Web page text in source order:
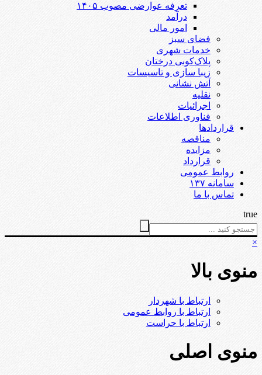
تعرفه عوارضی مصوب ۱۴۰۵
درآمد
امور مالی
فضای سبز
خدمات شهری
پلاک‌کوبی درختان
زیبا سازی و تاسیسات
آتش نشانی
نقلیه
اجرائیات
فناوری اطلاعات
قراردادها
مناقصه
مزایده
قرارداد
روابط عمومی
سامانه ۱۳۷
تماس با ما
true
×
منوی بالا
ارتباط با شهردار
ارتباط با روابط عمومی
ارتباط با حراست
منوی اصلی